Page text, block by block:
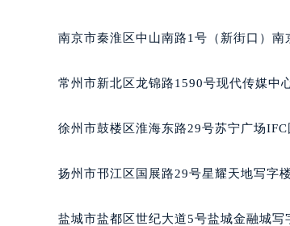
南京市秦淮区中山南路1号（新街口）南
常州市新北区龙锦路1590号现代传媒中
徐州市鼓楼区淮海东路29号苏宁广场
扬州市邗江区国展路29号星耀天地写字
盐城市盐都区世纪大道5号盐城金融城写